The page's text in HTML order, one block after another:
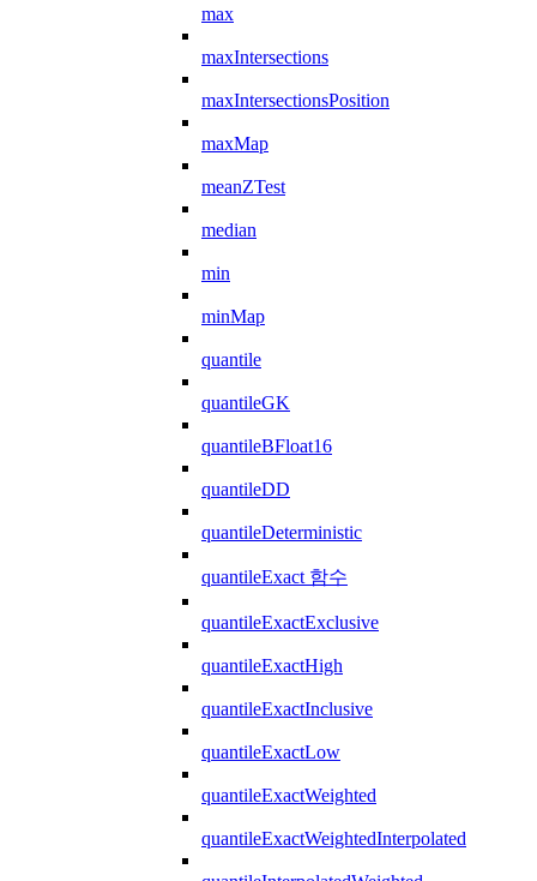
max
maxIntersections
maxIntersectionsPosition
maxMap
meanZTest
median
min
minMap
quantile
quantileGK
quantileBFloat16
quantileDD
quantileDeterministic
quantileExact 함수
quantileExactExclusive
quantileExactHigh
quantileExactInclusive
quantileExactLow
quantileExactWeighted
quantileExactWeightedInterpolated